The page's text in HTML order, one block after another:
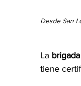
Desde San
La
tiene